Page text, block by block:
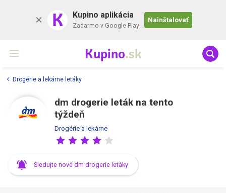
K Kupino aplikácia
Zadarmo v Google Play
Nainštalovať
Kupino.sk
Drogérie a lekárne letáky
dm drogerie leták na tento
týždeň
Drogérie a lekárne
Sledujte nové dm drogerie letáky